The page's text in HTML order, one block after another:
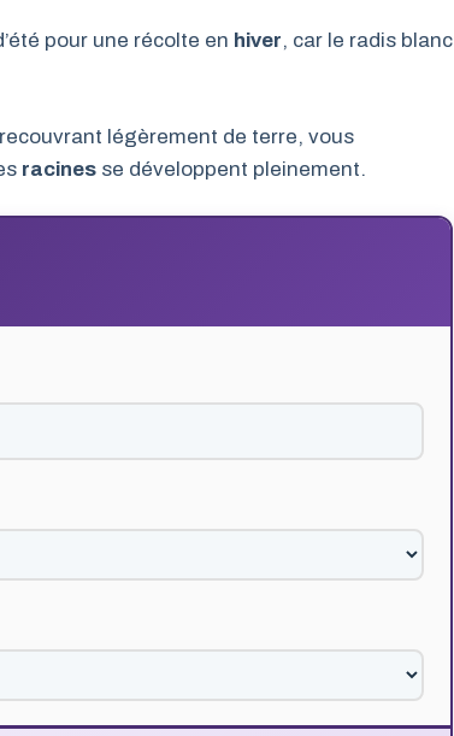
pour une récolte en hiver, car le radis blanc
légèrement de terre, vous
racines se développent pleinement.